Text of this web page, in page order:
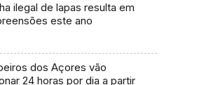
ilegal de lapas resulta em
este ano
dos Açores vão
24 horas por dia a partir